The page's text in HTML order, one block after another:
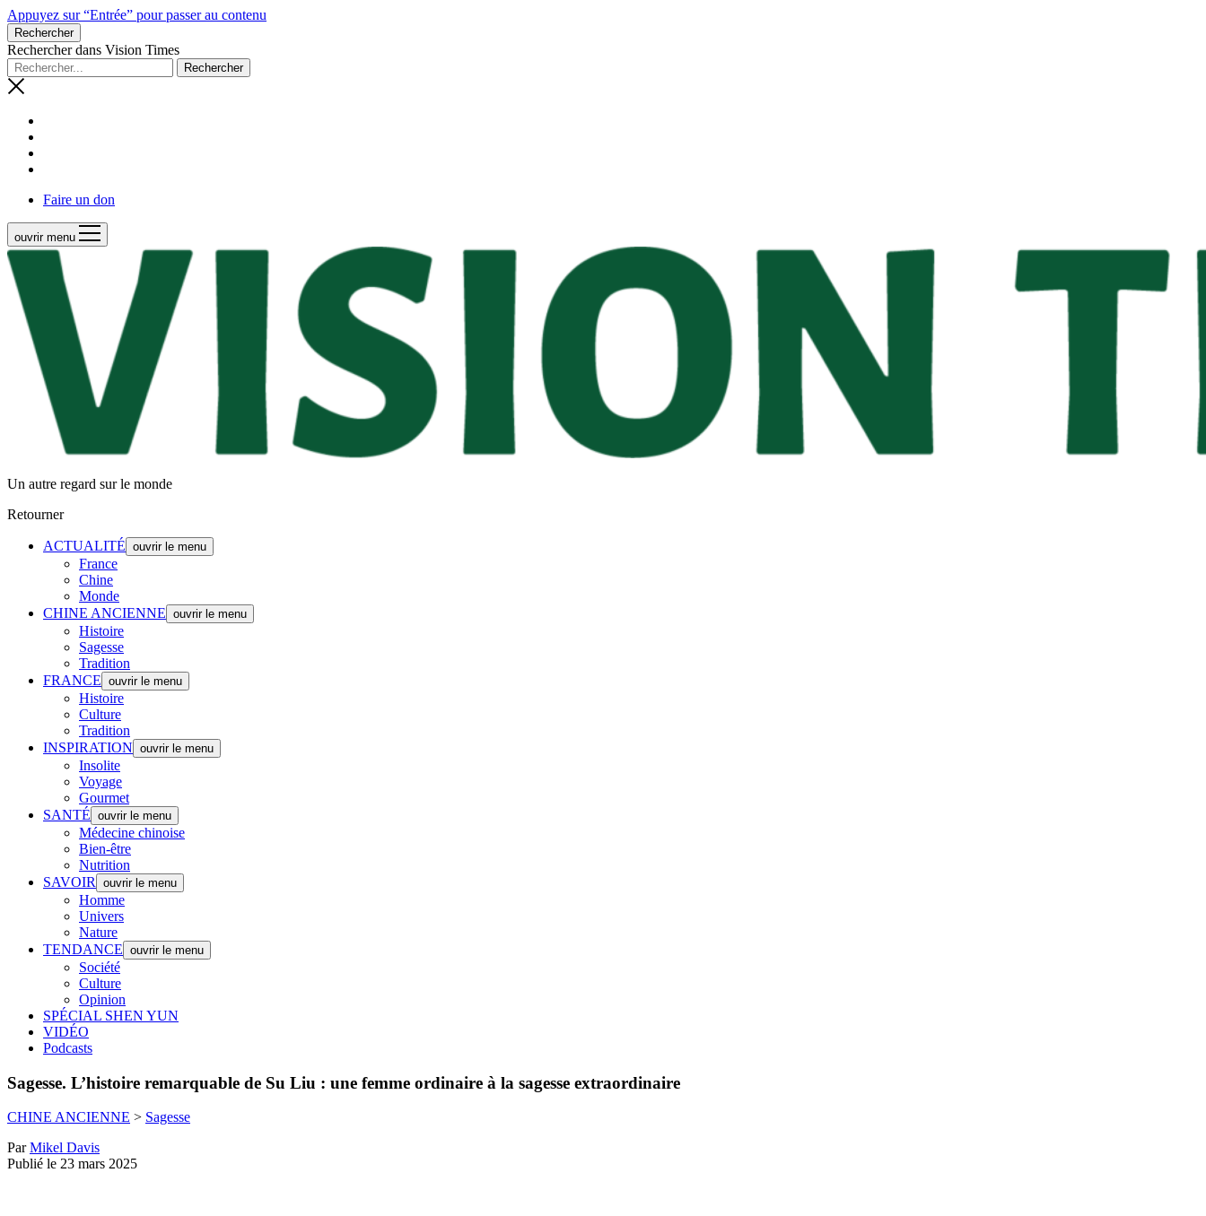
Appuyez sur “Entrée” pour passer au contenu
Rechercher
Rechercher dans Vision Times
Faire un don
ouvrir menu
Un autre regard sur le monde
Retourner
ACTUALITÉ ouvrir le menu
France
Chine
Monde
CHINE ANCIENNE ouvrir le menu
Histoire
Sagesse
Tradition
FRANCE ouvrir le menu
Histoire
Culture
Tradition
INSPIRATION ouvrir le menu
Insolite
Voyage
Gourmet
SANTÉ ouvrir le menu
Médecine chinoise
Bien-être
Nutrition
SAVOIR
ouvrir le menu
Homme
Univers
Nature
TENDANCE ouvrir le menu
Société
Culture
Opinion
SPÉCIAL SHEN YUN
VIDÉO
Podcasts
Sagesse. L’histoire remarquable de Su Liu : une femme ordinaire à la sagesse extraordinaire
CHINE ANCIENNE > Sagesse
ParMikel Davis
Publié le 23 mars 2025